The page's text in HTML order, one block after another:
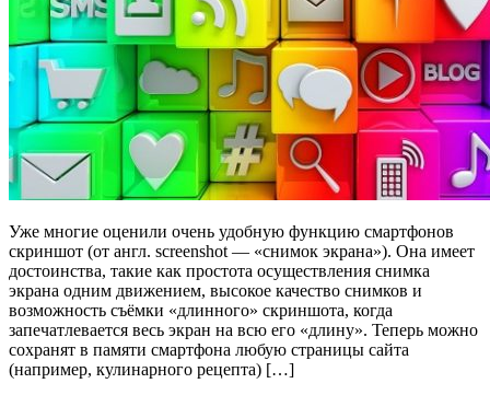
Уже многие оценили очень удобную функцию смартфонов
скриншот (от англ. screenshot — «снимок экрана»). Она имеет
достоинства, такие как простота осуществления снимка
экрана одним движением, высокое качество снимков и
возможность съёмки «длинного» скриншота, когда
запечатлевается весь экран на всю его «длину». Теперь можно
сохранят в памяти смартфона любую страницы сайта
(например, кулинарного рецепта) […]